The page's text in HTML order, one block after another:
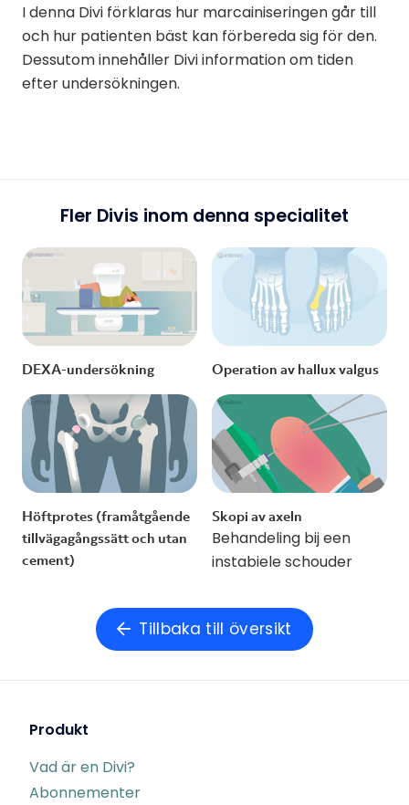
I denna Divi förklaras hur marcainiseringen går till
och hur patienten bäst kan förbereda sig för den.
Dessutom innehåller Divi information om tiden
efter undersökningen.
Fler Divis inom denna specialitet
DEXA-undersökning Operation av hallux valgus
Höftprotes (framåtgående
tillvägagångssätt och utan
cement)
Skopi av axeln
Behandeling bij een
instabiele schouder
Tillbaka till översikt
Produkt
Vad är en Divi?
Abonnementer